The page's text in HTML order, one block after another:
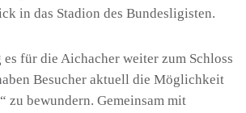
in das Stadion des Bundesligisten.
für die Aichacher weiter zum Schloss
Besucher aktuell die Möglichkeit
zu bewundern. Gemeinsam mit